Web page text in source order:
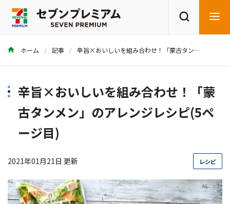
商品を探す レシピを探す
ホーム 記事 辛旨×おいしいを組み合わせ！「蒙古タンメン」のアレンジレシピ
辛旨×おいしいを組み合わせ！「蒙
古タンメン」のアレンジレシピ(5ペ
ージ目)
2021年01月21日 更新 レシピ